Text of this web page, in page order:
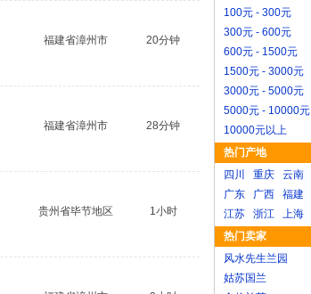
100元 - 300元
300元 - 600元
600元 - 1500元
1500元 - 3000元
3000元 - 5000元
5000元 - 10000元
10000元以上
热门产地
四川
重庆 云南
广东
广西 福建
江苏
浙江 上海
热门卖家
风水先生兰园
姑苏国兰
福建省漳州市 20分钟
福建省漳州市 28分钟
贵州省毕节地区 1小时